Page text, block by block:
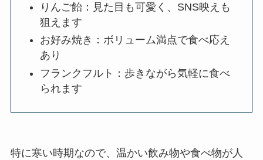
りんご飴：見た目も可愛く、SNS映えも
狙えます
お好み焼き：ボリューム満点で食べ応え
あり
フランクフルト：歩きながら気軽に食べ
られます
特に寒い時期なので、温かい飲み物や食べ物が人